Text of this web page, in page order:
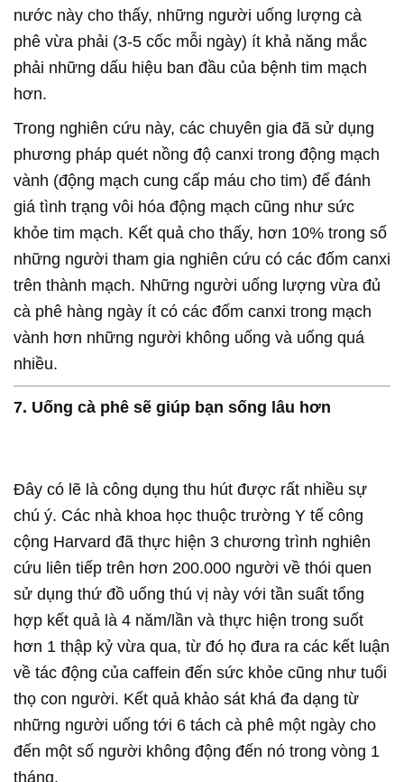
nước này cho thấy, những người uống lượng cà
phê vừa phải (3-5 cốc mỗi ngày) ít khả năng mắc
phải những dấu hiệu ban đầu của bệnh tim mạch
hơn.
Trong nghiên cứu này, các chuyên gia đã sử dụng
phương pháp quét nồng độ canxi trong động mạch
vành (động mạch cung cấp máu cho tim) để đánh
giá tình trạng vôi hóa động mạch cũng như sức
khỏe tim mạch. Kết quả cho thấy, hơn 10% trong số
những người tham gia nghiên cứu có các đốm canxi
trên thành mạch. Những người uống lượng vừa đủ
cà phê hàng ngày ít có các đốm canxi trong mạch
vành hơn những người không uống và uống quá
nhiều.
7. Uống cà phê sẽ giúp bạn sống lâu hơn
Đây có lẽ là công dụng thu hút được rất nhiều sự
chú ý. Các nhà khoa học thuộc trường Y tế công
cộng Harvard đã thực hiện 3 chương trình nghiên
cứu liên tiếp trên hơn 200.000 người về thói quen
sử dụng thứ đồ uống thú vị này với tần suất tổng
hợp kết quả là 4 năm/lần và thực hiện trong suốt
hơn 1 thập kỷ vừa qua, từ đó họ đưa ra các kết luận
về tác động của caffein đến sức khỏe cũng như tuổi
thọ con người. Kết quả khảo sát khá đa dạng từ
những người uống tới 6 tách cà phê một ngày cho
đến một số người không động đến nó trong vòng 1
tháng.